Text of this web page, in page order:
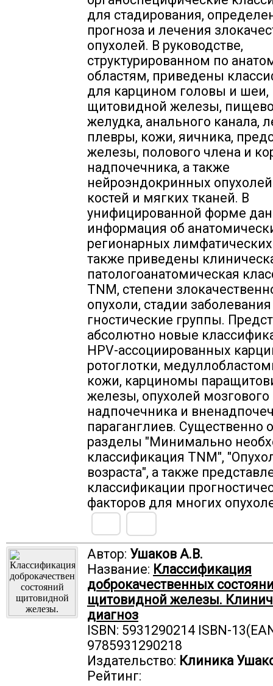
для стадирования,
прогноза и лечения
опухолей. В руководстве,
структурированном по
областям, приведены
для карцином головы и шеи,
щитовидной железы,
желудка, анального канала,
плевры, кожи, яичника,
железы, полового члена и
надпочечника, а также
нейроэндокринных
костей и мягких тканей. В
унифицированной форме
информация об
регионарных лимфатических
также приведены
патологоанатомическая
TNM, степени
опухоли, стадии
гностические группы.
абсолютно новые
HPV-ассоциированных
ротоглотки,
кожи, карциномы
железы, опухолей
надпочечника и
параганглиев. Существенно
разделы "Минимально
классификация TNM",
возраста", а также
классификации
факторов для многих
Автор: Ушаков А.В.
Название: Классификация
доброкачественных
щитовидной железы.
диагноз
ISBN: 5931290214 ISBN-
9785931290218
Издательство: Клиника
Рейтинг: